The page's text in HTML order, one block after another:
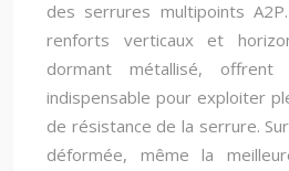
des serrures multipoints
renforts verticaux et
dormant métallisé,
indispensable pour exploiter
de résistance de la serrure.
déformée, même la